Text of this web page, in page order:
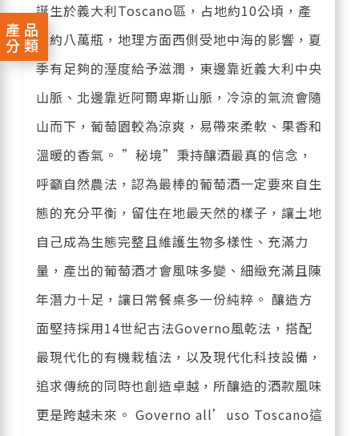
產品
分類
誕生於義大利Toscano區，占地約10公頃，產
量約八萬瓶，地理方面西側受地中海的影響，夏
季有足夠的溼度給予滋潤，東邊靠近義大利中央
山脈、北邊靠近阿爾卑斯山脈，冷涼的氣流會隨
山而下，葡萄園較為涼爽，易帶來柔軟、果香和
溫暖的香氣。 ”秘境”秉持釀酒最真的信念，
呼籲自然農法，認為最棒的葡萄酒一定要來自生
態的充分平衡，留住在地最天然的樣子，讓土地
自己成為生態完整且維護生物多樣性、充滿力
量，產出的葡萄酒才會風味多變、細緻充滿且陳
年潛力十足，讓日常餐桌多一份純粹。 釀造方
面堅持採用14世紀古法Governo風乾法，搭配
最現代化的有機栽植法，以及現代化科技設備，
追求傳統的同時也創造卓越，所釀造的酒款風味
更是跨越未來。 Governo all’uso Toscano這